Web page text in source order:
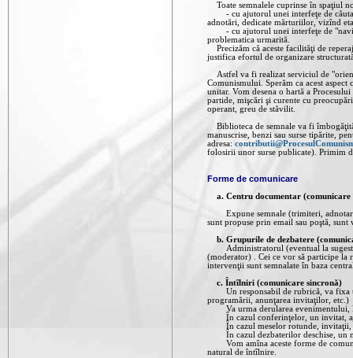
Toate semnalele cuprinse în spaţiul
- cu ajutorul unei interfeţe de
adnotări, dedicate mărturiilor, vizînd
- cu ajutorul unei interfeţe de
problematica urmarită.
Precizăm că aceste facilităţi de
justifica efortul de organizare
Astfel va fi realizat serviciul de
Comunismului. Sperăm ca acest
unitar. Vom desena o hartă a
partide, mişcări şi curente cu
operant, greu de stăvilit.
Biblioteca de semnale va fi
manuscrise, benzi sau surse tipărite,
adresa:
folosirii unor surse publicate). Primim
Forme de comunicare
a. Centru documentar (comunicare
Expune semnale (trimiteri, adnotari,
sunt propuse prin email sau poştă,
b. Grupurile de dezbatere
Administratorul (eventual la
(moderator) . Cei ce vor să participe la
intervenţii sunt semnalate în baza
c. Întîlniri (comunicare sincronă)
Un responsabil de rubrică, va fixa
programării, anunţarea invitaţilor, etc.)
Va urma derularea evenimentului,
În cazul conferinţelor, un invitat,
În cazul meselor rotunde, invitaţii,
În cazul dezbaterilor deschise, un
Vom amîna aceste forme de
natural de întîlnire.